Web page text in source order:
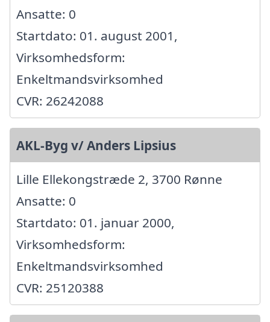
Ansatte: 0
Startdato: 01. august 2001,
Virksomhedsform:
Enkeltmandsvirksomhed
CVR: 26242088
AKL-Byg v/ Anders Lipsius
Lille Ellekongstræde 2, 3700 Rønne
Ansatte: 0
Startdato: 01. januar 2000,
Virksomhedsform:
Enkeltmandsvirksomhed
CVR: 25120388